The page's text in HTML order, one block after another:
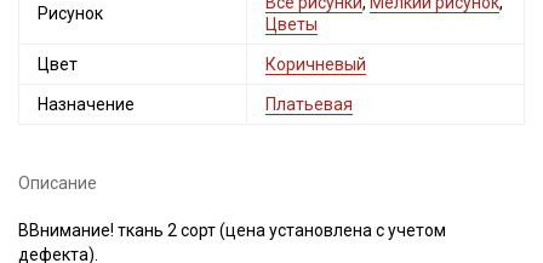
Рисунок
Цветы
Цвет Коричневый
Назначение Платьевая
Описание
ВВнимание! ткань 2 сорт (цена установлена с учетом
дефекта).